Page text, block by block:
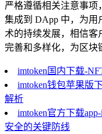
严格遵循相关注意事项
集成到 DApp 中，为用
术的持续发展，相信客
完善和多样化，为区块
imtoken国内下载-
imtoken钱包苹果版
解析
imtoken官方下载
安全的关键防线